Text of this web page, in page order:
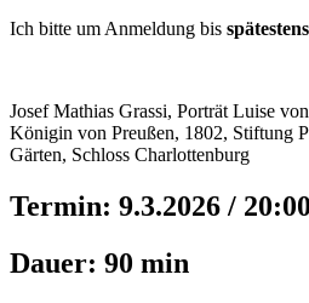
Ich bitte um Anmeldung bis
Josef Mathias Grassi, Porträt Luise
Königin von Preußen, 1802, Stiftung
Gärten, Schloss Charlottenburg
Termin: 9.3.2026 /
Dauer: 90 min